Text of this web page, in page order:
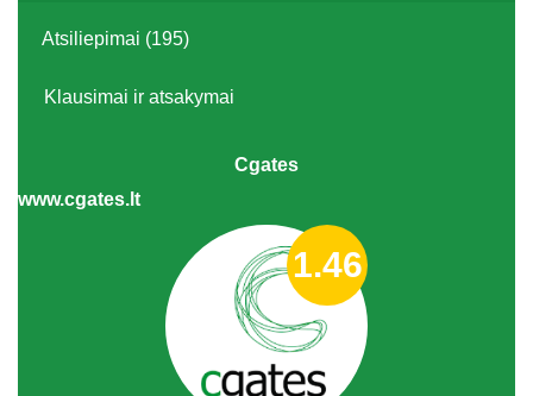
Atsiliepimai (195)
Klausimai ir atsakymai
Cgates
www.cgates.lt
1.46